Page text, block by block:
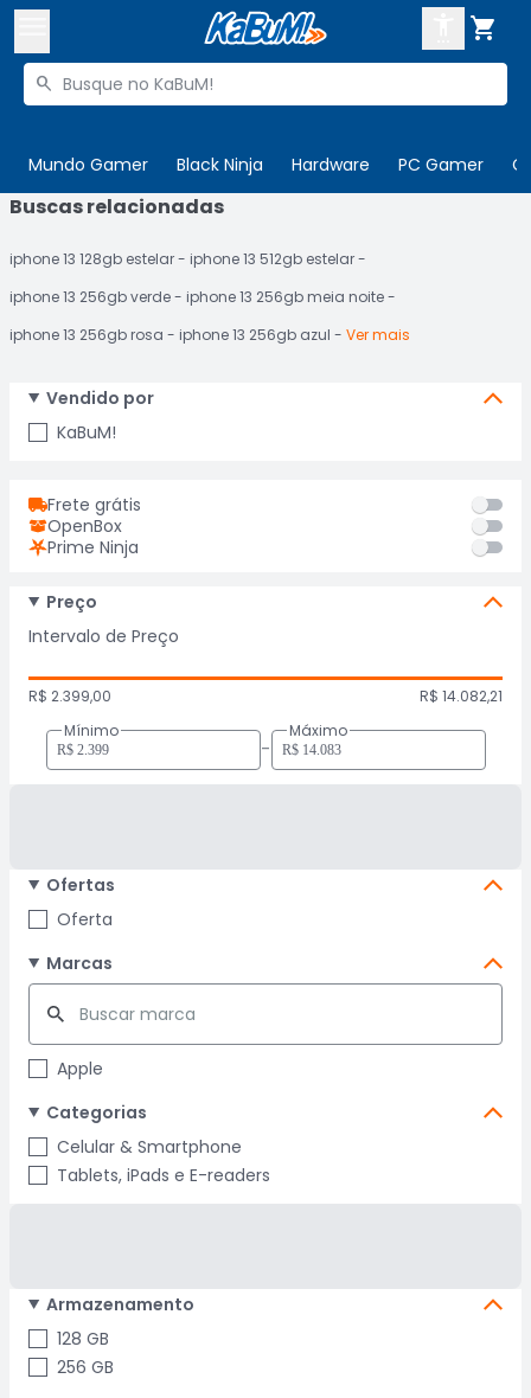

Buscar produtos

Mundo Gamer Black Ninja Hardware PC Gamer

 Departamentos
Cupons
 Ativar tradutor em libras
ENTRE
CADASTRE-SE
Buscas relacionadas
iphone 13 128gb estelar
iphone 13 512gb estelar
iphone 13 256gb verde
iphone 13 256gb meia noite
iphone 13 256gb rosa
iphone 13 256gb azul Ver mais
Vendido por
KaBuM!
Frete grátis
OpenBox
Prime Ninja
Preço
Intervalo de Preço
R$ 2.399,00
R$ 14.082,21
Mínimo
-
Máximo
Ofertas
Oferta
Marcas
Apple
Categorias
Celular & Smartphone
Tablets, iPads e E-readers
Armazenamento
128 GB
256 GB